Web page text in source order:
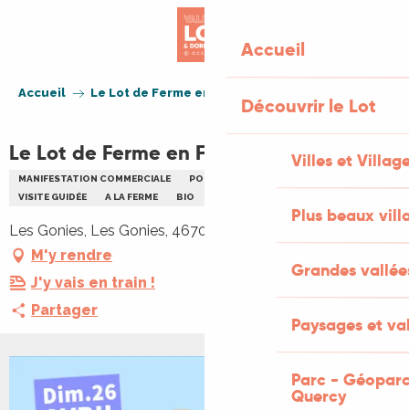
Accueil
Découvrir le Lot
Villes et
Plus beaux
Grandes
Paysages et
Parc -
Quercy
Accueil Le Lot de Ferme en Ferme : Les Gonies
Le Lot de Ferme en Ferme : Les Gonies
MANIFESTATION COMMERCIALE PORTES OUVERTES
VISITE GUIDÉE
A LA FERME BIO
Les Gonies, Les Gonies, 46700 Mauroux
M'y rendre
J'y vais en train !
Partager